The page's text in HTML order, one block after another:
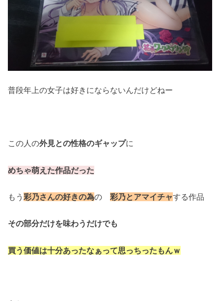
普段年上の女子は好きにならないんだけどねー
この人の外見との性格のギャップに
めちゃ萌えた作品だった
もう彩乃さんの好きの為の彩乃とアマイチャする作品
その部分だけを味わうだけでも
買う価値は十分あったなぁって思っちったもんｗ